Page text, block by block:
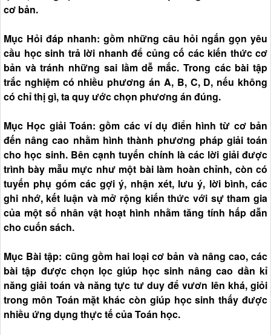
cơ bản.
Mục Hỏi đáp nhanh: gồm những câu hỏi ngắn gọn yêu
cầu học sinh trả lời nhanh để củng cố các kiến thức cơ
bản và tránh những sai lầm dễ mắc. Trong các bài tập
trắc nghiệm có nhiều phương án A, B, C, D, nếu không
có chỉ thị gì, ta quy ước chọn phương án đúng.
Mục Học giải Toán: gồm các ví dụ điển hình từ cơ bản
đến nâng cao nhằm hình thành phương pháp giải toán
cho học sinh. Bên cạnh tuyến chính là các lời giải được
trình bày mẫu mực như một bài làm hoàn chỉnh, còn có
tuyến phụ góm các gợi ý, nhận xét, lưu ý, lời bình, các
ghi nhớ, kết luận và mở rộng kiến thức với sự tham gia
của một sổ nhân vật hoạt hình nhằm tăng tính hấp dẫn
cho cuốn sách.
Mục Bài tập: cũng gồm hai loại cơ bản và nâng cao, các
bài tập được chọn lọc giúp học sinh nâng cao dần kỉ
năng giải toán và năng tực tư duy để vươn lên khá, giỏi
trong môn Toán mặt khác còn giúp học sinh thấy được
nhiều ứng dụng thực tế của Toán học.